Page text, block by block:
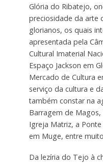
Glória do Ribatejo,
preciosidade da arte
glorianos, os quais
apresentada pela
Cultural Imaterial
Espaço Jackson em
Mercado de Cultura
serviço da cultura e
também constar na
Barragem de Magos,
Igreja Matriz, a Ponte
em Muge, entre
Da lezíria do Tejo à